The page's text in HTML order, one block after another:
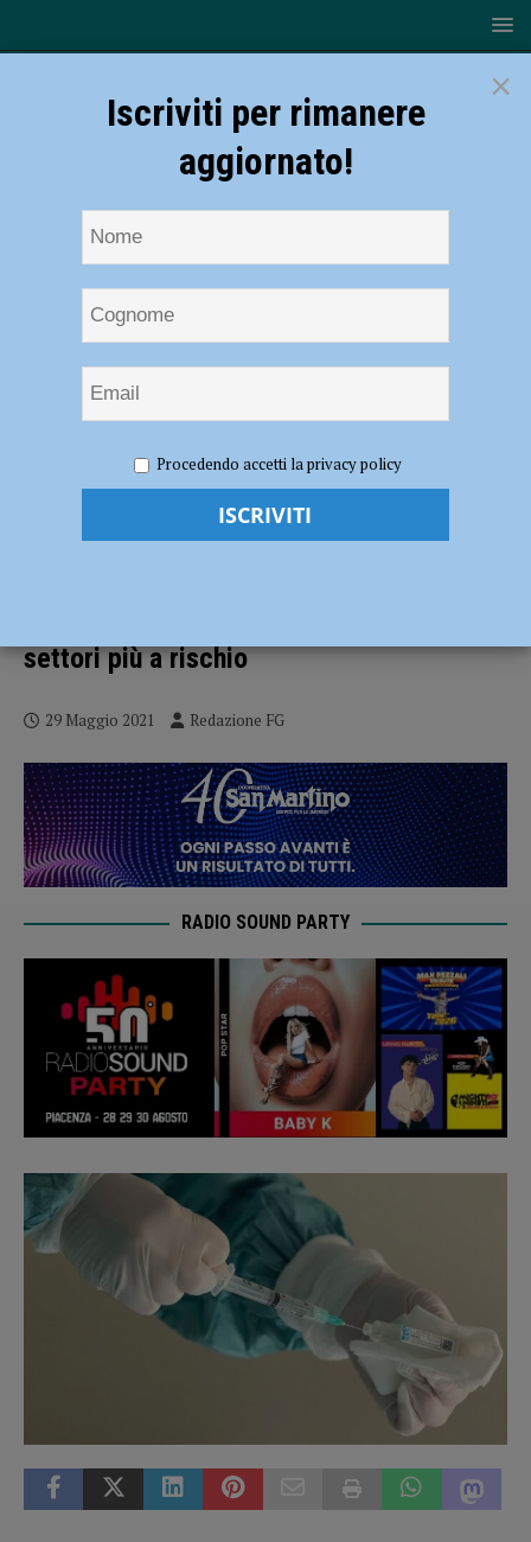
pronta a vaccinare il mondo del lavoro: via libera agli hub nelle
aziende, priorità a chi si aggrega e ai settori più a rischio
L’Emilia Romagna pronta a vaccinare il
settori più a rischio
29 Maggio 2021 Redazione FG
RADIO SOUND PARTY
×
Iscriviti per rimanere
aggiornato!
Procedendo accetti la privacy policy